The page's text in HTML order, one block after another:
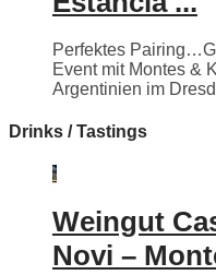
Perfektes
Event mit Montes &
Argentinien im
Drinks / Tastings
Weingut
Novi –